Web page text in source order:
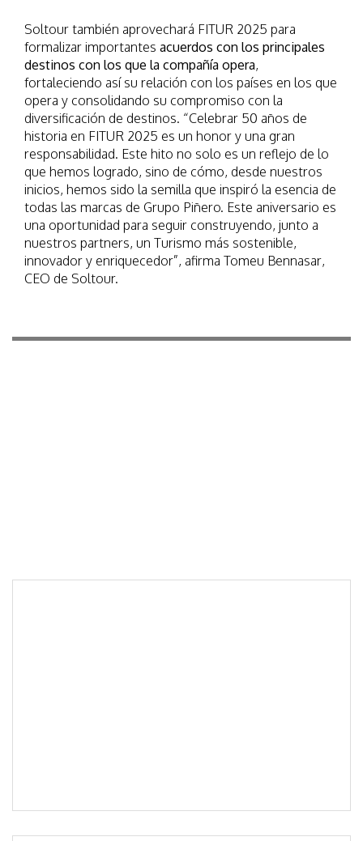
Soltour también aprovechará FITUR 2025 para
formalizar importantes acuerdos con los principales
destinos con los que la compañía opera,
fortaleciendo así su relación con los países en los que
opera y consolidando su compromiso con la
diversificación de destinos. “Celebrar 50 años de
historia en FITUR 2025 es un honor y una gran
responsabilidad. Este hito no solo es un reflejo de lo
que hemos logrado, sino de cómo, desde nuestros
inicios, hemos sido la semilla que inspiró la esencia de
todas las marcas de Grupo Piñero. Este aniversario es
una oportunidad para seguir construyendo, junto a
nuestros partners, un Turismo más sostenible,
innovador y enriquecedor”, afirma Tomeu Bennasar,
CEO de Soltour.